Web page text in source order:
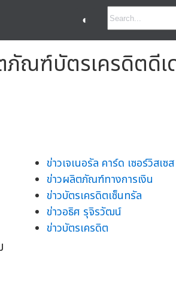
◐
ภัณฑ์บัตรเครดิตดีเ
ข่าวเจเนอรัล คาร์ด เซอร์วิสเซส
ข่าวผลิตภัณฑ์ทางการเงิน
ข่าวบัตรเครดิตเซ็นทรัล
ข่าวอธิศ รุจิรวัฒน์
ข่าวบัตรเครดิต